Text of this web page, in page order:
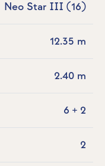
Neo Star III (16)
12.35 m
2.40 m
6 + 2
2